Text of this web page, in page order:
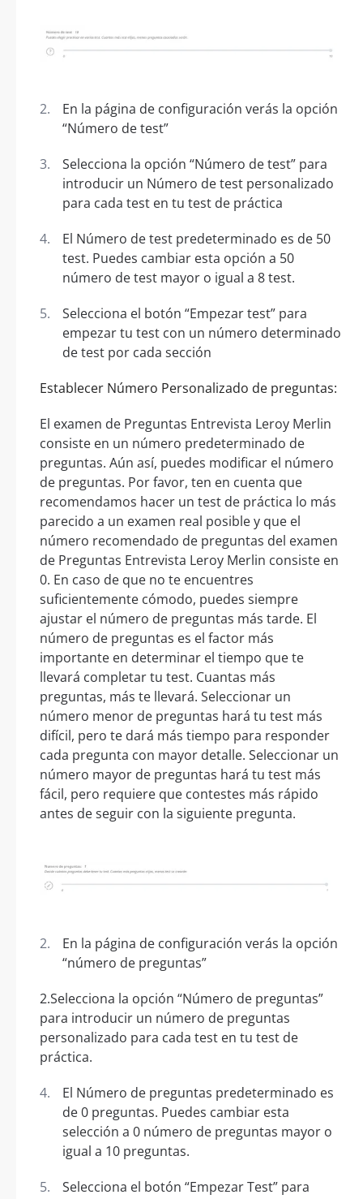
En la página de configuración verás la opción
“Número de test”
Selecciona la opción “Número de test” para
introducir un Número de test personalizado
para cada test en tu test de práctica
El Número de test predeterminado es de 50
test. Puedes cambiar esta opción a 50
número de test mayor o igual a 8 test.
Selecciona el botón “Empezar test” para
empezar tu test con un número determinado
de test por cada sección
Establecer Número Personalizado de preguntas:
El examen de Preguntas Entrevista Leroy Merlin
consiste en un número predeterminado de
preguntas. Aún así, puedes modificar el número
de preguntas. Por favor, ten en cuenta que
recomendamos hacer un test de práctica lo más
parecido a un examen real posible y que el
número recomendado de preguntas del examen
de Preguntas Entrevista Leroy Merlin consiste en
0. En caso de que no te encuentres
suficientemente cómodo, puedes siempre
ajustar el número de preguntas más tarde. El
número de preguntas es el factor más
importante en determinar el tiempo que te
llevará completar tu test. Cuantas más
preguntas, más te llevará. Seleccionar un
número menor de preguntas hará tu test más
difícil, pero te dará más tiempo para responder
cada pregunta con mayor detalle. Seleccionar un
número mayor de preguntas hará tu test más
fácil, pero requiere que contestes más rápido
antes de seguir con la siguiente pregunta.
En la página de configuración verás la opción
“número de preguntas”
2.Selecciona la opción “Número de preguntas”
para introducir un número de preguntas
personalizado para cada test en tu test de
práctica.
El Número de preguntas predeterminado es
de 0 preguntas. Puedes cambiar esta
selección a 0 número de preguntas mayor o
igual a 10 preguntas.
Selecciona el botón “Empezar Test” para